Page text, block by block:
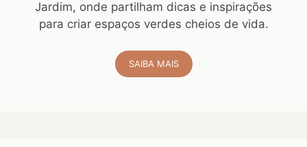
Jardim, onde partilham dicas e inspirações
para criar espaços verdes cheios de vida.
SAIBA MAIS